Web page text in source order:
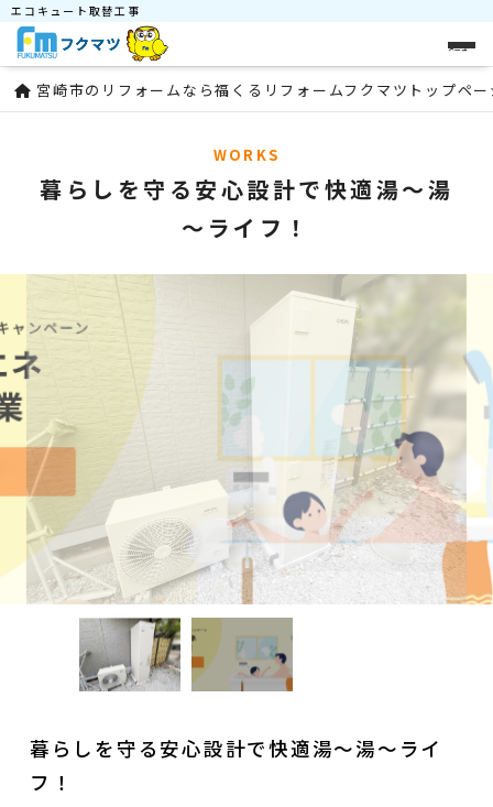
エコキュート取替工事
メニュー
宮崎市のリフォームなら福くるリフォームフクマツトップペ
WORKS
暮らしを守る安心設計で快適湯～湯
～ライフ！
暮らしを守る安心設計で快適湯～湯～ライ
フ！